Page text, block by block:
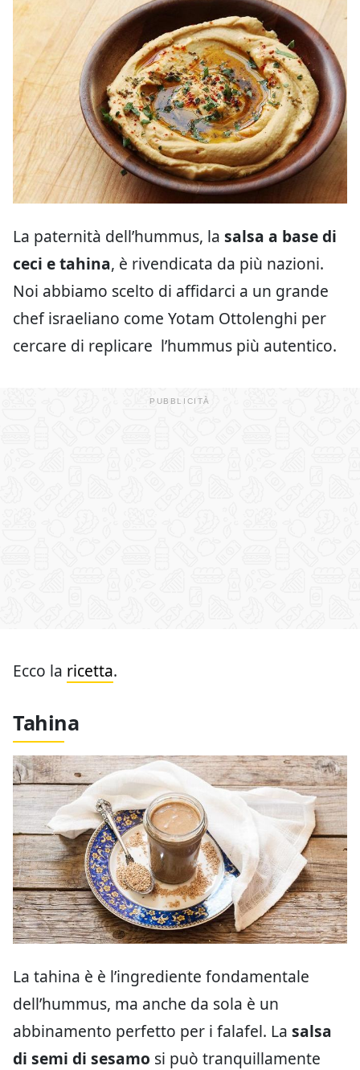
La paternità dell’hummus, la salsa a base di
ceci e tahina, è rivendicata da più nazioni.
Noi abbiamo scelto di affidarci a un grande
chef israeliano come Yotam Ottolenghi per
cercare di replicare l’hummus più autentico.
Ecco la ricetta.
Tahina
La tahina è è l’ingrediente fondamentale
dell’hummus, ma anche da sola è un
abbinamento perfetto per i falafel. La salsa
di semi di sesamo si può tranquillamente